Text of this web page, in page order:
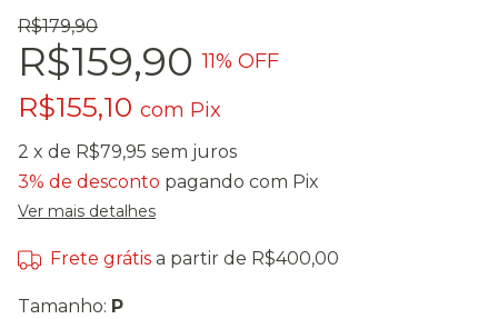
R$179,90
R$159,90 11% OFF
R$155,10 com Pix
2 x de R$79,95 sem juros
3% de desconto pagando com Pix
Ver mais detalhes
Frete grátis a partir de R$400,00
Tamanho: P